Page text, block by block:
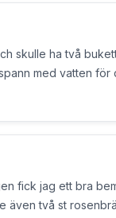
skulle ha två
med vatten för
fick jag ett bra
även två st